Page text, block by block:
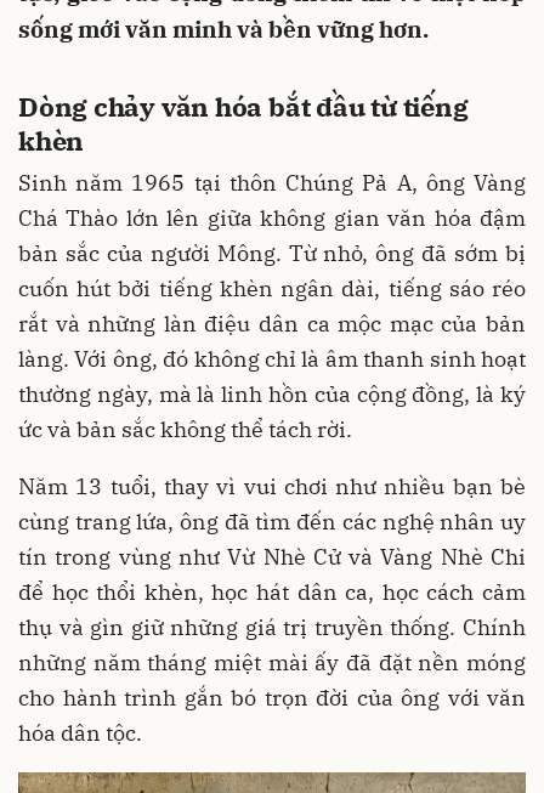
sống mới văn minh và bền vững hơn.
Dòng chảy văn hóa bắt đầu từ tiếng
khèn
Sinh năm 1965 tại thôn Chúng Pả A, ông Vàng
Chá Thào lớn lên giữa không gian văn hóa đậm
bản sắc của người Mông. Từ nhỏ, ông đã sớm bị
cuốn hút bởi tiếng khèn ngân dài, tiếng sáo réo
rắt và những làn điệu dân ca mộc mạc của bản
làng. Với ông, đó không chỉ là âm thanh sinh hoạt
thường ngày, mà là linh hồn của cộng đồng, là ký
ức và bản sắc không thể tách rời.
Năm 13 tuổi, thay vì vui chơi như nhiều bạn bè
cùng trang lứa, ông đã tìm đến các nghệ nhân uy
tín trong vùng như Vừ Nhè Cử và Vàng Nhè Chi
để học thổi khèn, học hát dân ca, học cách cảm
thụ và gìn giữ những giá trị truyền thống. Chính
những năm tháng miệt mài ấy đã đặt nền móng
cho hành trình gắn bó trọn đời của ông với văn
hóa dân tộc.